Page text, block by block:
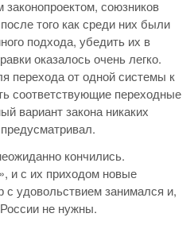
союзников
того как среди них были
подхода, убедить их в
оказалось очень легко.
перехода от одной системы к
соответствующие переходные
вариант закона никаких
кончились.
и с их приходом новые
с удовольствием занимался и,
не нужны.